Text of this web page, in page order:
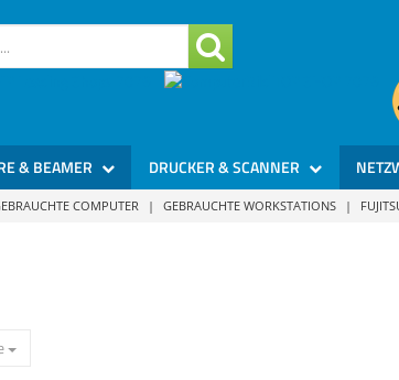
& BEAMER DRUCKER & SCANNER
COMPUTER | GEBRAUCHTE WORKSTATIONS |